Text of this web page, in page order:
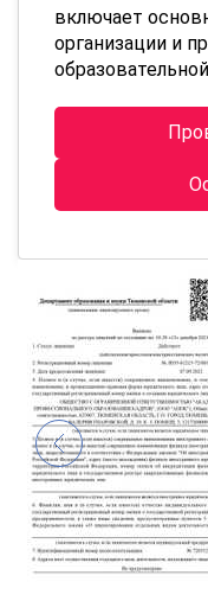
включает
организации и